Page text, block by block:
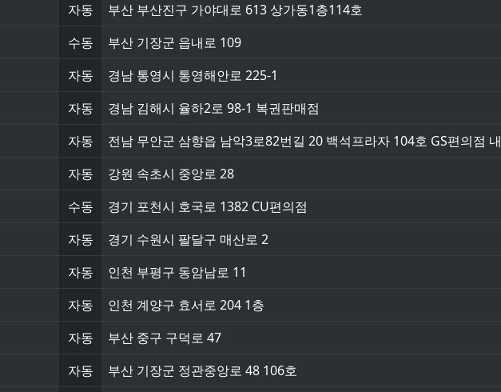
자동 부산 부산진구 가야대로 613 상가동1층114호
수동 부산 기장군 읍내로 109
자동 경남 통영시 통영해안로 225-1
자동 경남 김해시 율하2로 98-1 복권판매점
자동 전남 무안군 삼향읍 남악3로82번길 20 백석프라자 104호 GS편의점 내
자동 강원 속초시 중앙로 28
수동 경기 포천시 호국로 1382 CU편의점
자동 경기 수원시 팔달구 매산로 2
자동 인천 부평구 동암남로 11
자동 인천 계양구 효서로 204 1층
자동 부산 중구 구덕로 47
자동 부산 기장군 정관중앙로 48 106호